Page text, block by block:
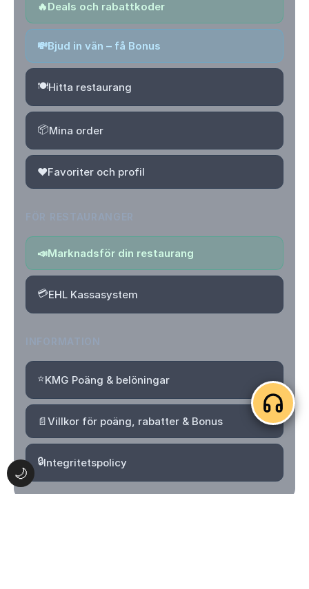
🌙
🔥Deals och rabattkoder
💸Bjud in vän – få Bonus
🍽️Hitta restaurang
📦Mina order
❤️Favoriter och profil
📣Marknadsför din restaurang
💳EHL Kassasystem
⭐KMG Poäng & belöningar
📄Villkor för poäng, rabatter & Bonus
🔒Integritetspolicy